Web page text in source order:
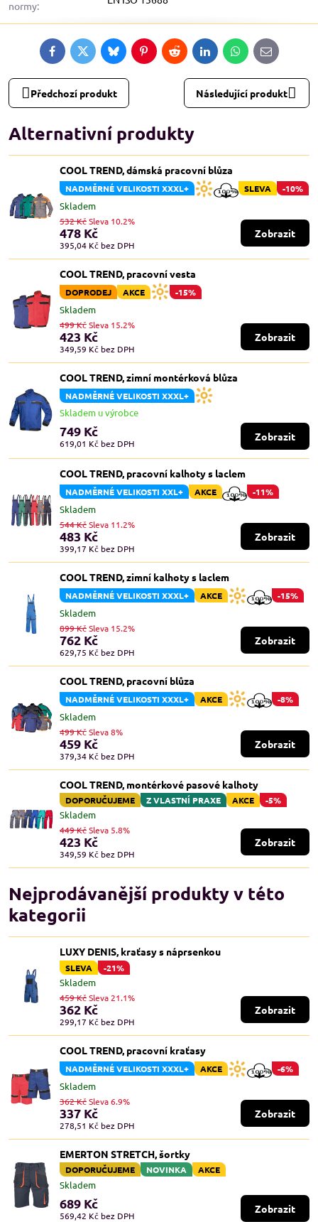
normy:
FacebookTwitterBlueskyPinterestRedditLinkedInWhatsApp
E-
mail
Předchozí produkt Následující produkt
Alternativní produkty
COOL TREND, dámská pracovní blůza
NADMĚRNÉ VELIKOSTI XXXL+ SLEVA -10%
Skladem
478 Kč
395,04 Kč bez DPH
532 KčSleva 10.2%
Zobrazit
COOL TREND, pracovní vesta
DOPRODEJ AKCE -15%
Skladem
423 Kč
349,59 Kč bez DPH
499 KčSleva 15.2%
Zobrazit
COOL TREND, zimní montérková blůza
NADMĚRNÉ VELIKOSTI XXXL+
Skladem u výrobce
749 Kč
619,01 Kč bez DPH
Zobrazit
COOL TREND, pracovní kalhoty s laclem
NADMĚRNÉ VELIKOSTI XXL+ AKCE -11%
Skladem
483 Kč
399,17 Kč bez DPH
544 KčSleva 11.2%
Zobrazit
COOL TREND, zimní kalhoty s laclem
NADMĚRNÉ VELIKOSTI XXXL+ AKCE -15%
Skladem
762 Kč
629,75 Kč bez DPH
899 KčSleva 15.2%
Zobrazit
COOL TREND, pracovní blůza
NADMĚRNÉ VELIKOSTI XXXL+ AKCE -8%
Skladem
459 Kč
379,34 Kč bez DPH
499 KčSleva 8%
Zobrazit
COOL TREND, montérkové pasové kalhoty
DOPORUČUJEME Z VLASTNÍ PRAXE AKCE -5%
Skladem
423 Kč
349,59 Kč bez DPH
449 KčSleva 5.8%
Zobrazit
Nejprodávanější produkty v této
kategorii
LUXY DENIS, kraťasy s náprsenkou
SLEVA -21%
Skladem
362 Kč
299,17 Kč bez DPH
459 KčSleva 21.1%
Zobrazit
COOL TREND, pracovní kraťasy
NADMĚRNÉ VELIKOSTI XXXL+ AKCE -6%
Skladem
337 Kč
278,51 Kč bez DPH
362 KčSleva 6.9%
Zobrazit
EMERTON STRETCH, šortky
DOPORUČUJEME NOVINKA AKCE
Skladem
689 Kč
569,42 Kč bez DPH
Zobrazit